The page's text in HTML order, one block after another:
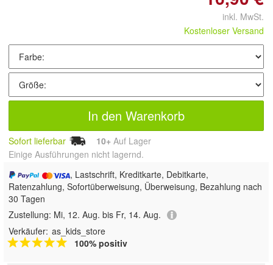
inkl. MwSt.
Kostenloser Versand
In den Warenkorb
Sofort lieferbar 10+ Auf Lager
Einige Ausführungen nicht lagernd.
, Lastschrift, Kreditkarte, Debitkarte,
Ratenzahlung, Sofortüberweisung, Überweisung, Bezahlung nach
30 Tagen
Zustellung: Mi, 12. Aug. bis Fr, 14. Aug.
Verkäufer: as_kids_store
100% positiv